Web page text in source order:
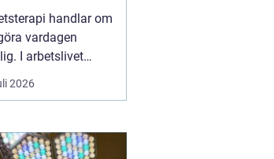
handlar om
vardagen
I arbetslivet
det att skapa
för
må bra och orka
tid. I Skåne växer
2026